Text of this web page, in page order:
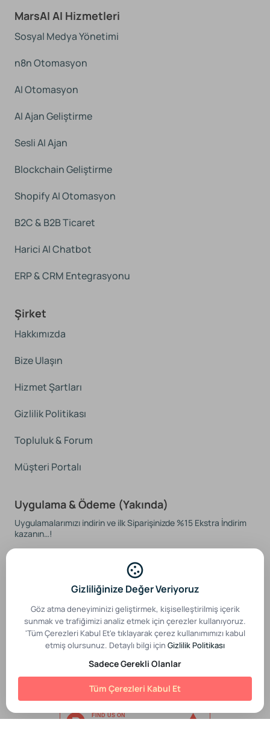
MarsAI AI Hizmetleri
Sosyal Medya Yönetimi
n8n Otomasyon
AI Otomasyon
AI Ajan Geliştirme
Sesli AI Ajan
Blockchain Geliştirme
Shopify AI Otomasyon
B2C & B2B Ticaret
Harici AI Chatbot
ERP & CRM Entegrasyonu
Şirket
Hakkımızda
Bize Ulaşın
Hizmet Şartları
Gizlilik Politikası
Topluluk & Forum
Müşteri Portalı
Uygulama & Ödeme (Yakında)
Uygulamalarımızı indirin ve ilk Siparişinizde %15 Ekstra İndirim
kazanın…!
Güvenli Ödeme Sistemleri
Gizlilik politikası Hizmet şartları
© MarsAI 2025. Tüm hakları saklıdır.
Gizliliğinize Değer Veriyoruz
Göz atma deneyiminizi geliştirmek, kişiselleştirilmiş içerik
sunmak ve trafiğimizi analiz etmek için çerezler kullanıyoruz.
'Tüm Çerezleri Kabul Et'e tıklayarak çerez kullanımımızı kabul
etmiş olursunuz. Detaylı bilgi için Gizlilik Politikası
Sadece Gerekli Olanlar
Tüm Çerezleri Kabul Et